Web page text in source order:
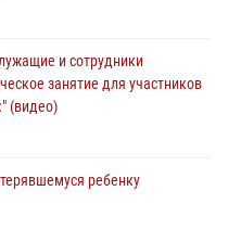
и сотрудники
занятие для участников
(видео)
ребенку